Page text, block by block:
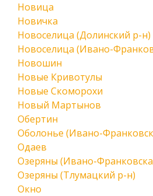
Новица
Новичка
Новоселица (Долинский р-н)
Новоселица (Ивано-
Новошин
Новые Кривотулы
Новые Скоморохи
Новый Мартынов
Обертин
Оболонье (Ивано-
Одаев
Озеряны (Ивано-
Озеряны (Тлумацкий р-н)
Окно